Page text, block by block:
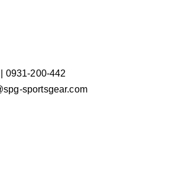
0931-200-442
sportsgear.com